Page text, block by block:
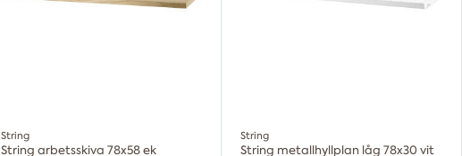
String
String arbetsskiva 78x58 ek
String
String metallhyllplan låg 78x30 vit